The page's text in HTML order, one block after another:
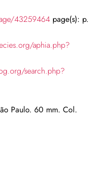
43259464page(s): p.
aphia.php?
search.php?
Paulo. 60 mm. Col.